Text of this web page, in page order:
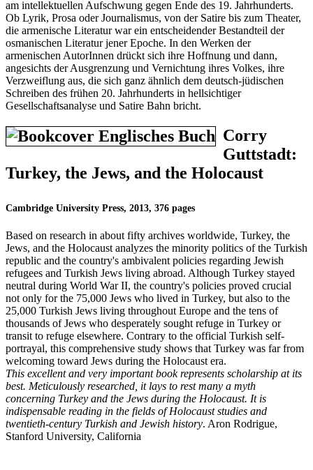
am intellektuellen Aufschwung gegen Ende des 19. Jahrhunderts.
Ob Lyrik, Prosa oder Journalismus, von der Satire bis zum Theater,
die armenische Literatur war ein entscheidender Bestandteil der
osmanischen Literatur jener Epoche. In den Werken der
armenischen AutorInnen drückt sich ihre Hoffnung und dann,
angesichts der Ausgrenzung und Vernichtung ihres Volkes, ihre
Verzweiflung aus, die sich ganz ähnlich dem deutsch-jüdischen
Schreiben des frühen 20. Jahrhunderts in hellsichtiger
Gesellschaftsanalyse und Satire Bahn bricht.
Corry
Guttstadt:
Turkey, the Jews, and the Holocaust
Cambridge University Press, 2013, 376 pages
Based on research in about fifty archives worldwide, Turkey, the
Jews, and the Holocaust analyzes the minority politics of the Turkish
republic and the country's ambivalent policies regarding Jewish
refugees and Turkish Jews living abroad. Although Turkey stayed
neutral during World War II, the country's policies proved crucial
not only for the 75,000 Jews who lived in Turkey, but also to the
25,000 Turkish Jews living throughout Europe and the tens of
thousands of Jews who desperately sought refuge in Turkey or
transit to refuge elsewhere. Contrary to the official Turkish self-
portrayal, this comprehensive study shows that Turkey was far from
welcoming toward Jews during the Holocaust era.
This excellent and very important book represents scholarship at its
best. Meticulously researched, it lays to rest many a myth
concerning Turkey and the Jews during the Holocaust. It is
indispensable reading in the fields of Holocaust studies and
twentieth-century Turkish and Jewish history. Aron Rodrigue,
Stanford University, California